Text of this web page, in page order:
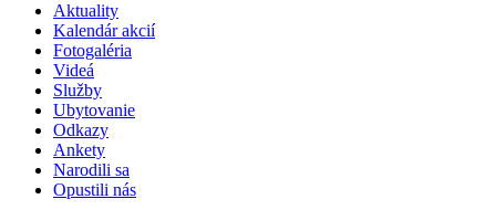
Aktuality
Kalendár akcií
Fotogaléria
Videá
Služby
Ubytovanie
Odkazy
Ankety
Narodili sa
Opustili nás